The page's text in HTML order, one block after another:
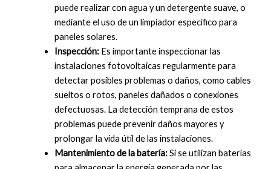
puede realizar con agua y un detergente suave, o
mediante el uso de un limpiador específico para
paneles solares.
Inspección: Es importante inspeccionar las
instalaciones fotovoltaicas regularmente para
detectar posibles problemas o daños, como cables
sueltos o rotos, paneles dañados o conexiones
defectuosas. La detección temprana de estos
problemas puede prevenir daños mayores y
prolongar la vida útil de las instalaciones.
Mantenimiento de la batería:Si se utilizan baterías